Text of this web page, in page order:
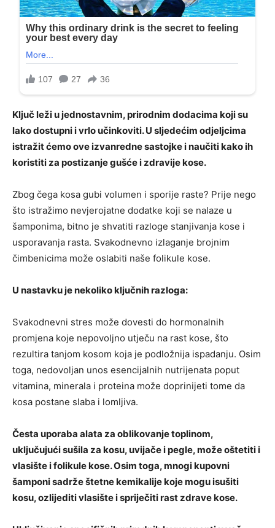
Ključ leži u jednostavnim, prirodnim dodacima koji su
lako dostupni i vrlo učinkoviti. U sljedećim odjeljcima
istražit ćemo ove izvanredne sastojke i naučiti kako ih
koristiti za postizanje gušće i zdravije kose.
Zbog čega kosa gubi volumen i sporije raste? Prije nego
što istražimo nevjerojatne dodatke koji se nalaze u
šamponima, bitno je shvatiti razloge stanjivanja kose i
usporavanja rasta. Svakodnevno izlaganje brojnim
čimbenicima može oslabiti naše folikule kose.
U nastavku je nekoliko ključnih razloga:
Svakodnevni stres može dovesti do hormonalnih
promjena koje nepovoljno utječu na rast kose, što
rezultira tanjom kosom koja je podložnija ispadanju. Osim
toga, nedovoljan unos esencijalnih nutrijenata poput
vitamina, minerala i proteina može doprinijeti tome da
kosa postane slaba i lomljiva.
Česta uporaba alata za oblikovanje toplinom,
uključujući sušila za kosu, uvijače i pegle, može oštetiti i
vlasište i folikule kose. Osim toga, mnogi kupovni
šamponi sadrže štetne kemikalije koje mogu isušiti
kosu, ozlijediti vlasište i spriječiti rast zdrave kose.